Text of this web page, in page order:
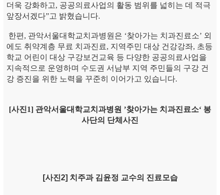
더욱 강화하고, 공공의료사업의 활동 범위를 넓히는 데 적극
앞장서겠다”고 밝혔습니다.
한편, 관악서울대학교치과병원은 ‘찾아가는 치과진료소’ 외
에도 취약계층 무료 치과진료, 지역주민 대상 건강강좌, 초등
학교 어린이 대상 구강보건교육 등 다양한 공공의료사업을
지속적으로 운영하며 수도권 서남부 지역 주민들의 구강 건
강 증진을 위한 노력을 꾸준히 이어가고 있습니다.
[사진1] 관악서울대학교치과병원 ’찾아가는 치과진료소‘ 봉
사단의 단체사진
[사진2] 치주과 김윤정 교수의 진료모습